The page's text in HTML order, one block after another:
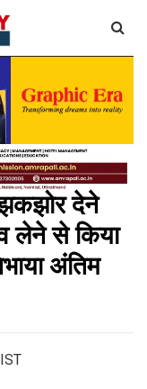
देने
लेने से किया
अंतिम